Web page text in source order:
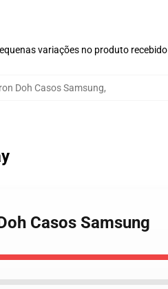
variações no produto recebido
Doh Casos Samsung,
Casos Samsung